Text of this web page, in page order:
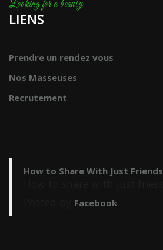
LIENS
Prendre un rendez vous
Nos Masseuses
Recrutement
How to Share With Just Friends
Facebook